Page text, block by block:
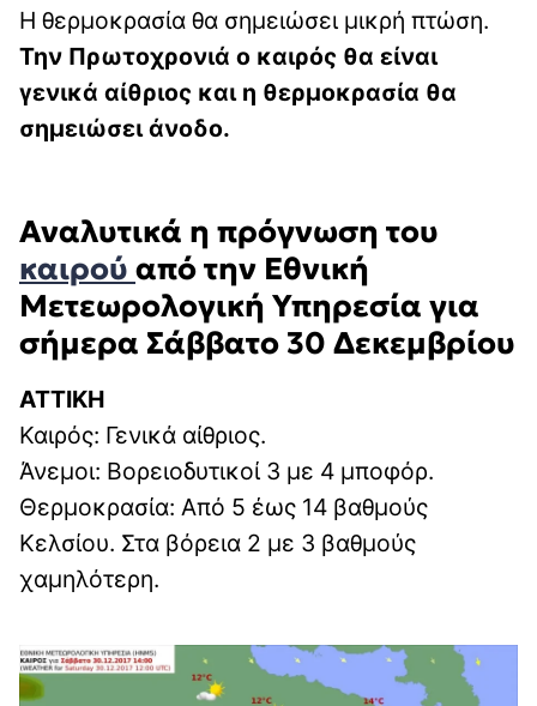
Η θερμοκρασία θα σημειώσει μικρή πτώση.
Την Πρωτοχρονιά ο καιρός θα είναι
γενικά αίθριος και η θερμοκρασία θα
σημειώσει άνοδο.
Αναλυτικά η πρόγνωση του
καιρού από την Εθνική
Μετεωρολογική Υπηρεσία για
σήμερα Σάββατο 30 Δεκεμβρίου
ΑΤΤΙΚΗ
Καιρός: Γενικά αίθριος.
Άνεμοι: Βορειοδυτικοί 3 με 4 μποφόρ.
Θερμοκρασία: Από 5 έως 14 βαθμούς
Κελσίου. Στα βόρεια 2 με 3 βαθμούς
χαμηλότερη.